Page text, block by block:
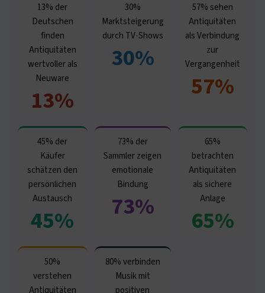
13% der
Deutschen
finden
Antiquitäten
wertvoller als
Neuware
13%
30%
Marktsteigerung
durch TV-Shows
30%
57% sehen
Antiquitäten
als Verbindung
zur
Vergangenheit
57%
45% der
Käufer
schätzen den
persönlichen
Austausch
45%
73% der
Sammler zeigen
emotionale
Bindung
73%
65%
betrachten
Antiquitäten
als sichere
Anlage
65%
50%
verstehen
Antiquitäten
80% verbinden
Musik mit
positiven